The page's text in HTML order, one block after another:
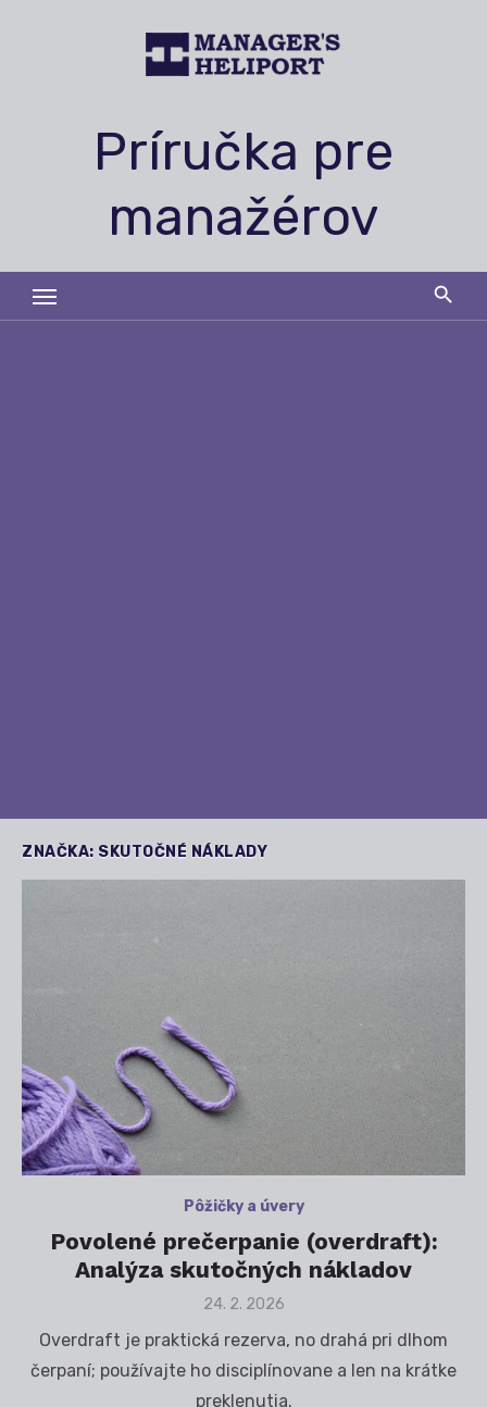
Príručka pre
manažérov
ZNAČKA: SKUTOČNÉ NÁKLADY
Pôžičky a úvery
Povolené prečerpanie (overdraft):
Analýza skutočných nákladov
Posted
24. 2. 2026
Overdraft je praktická rezerva, no drahá pri dlhom
čerpaní; používajte ho disciplínovane a len na krátke
preklenutia.